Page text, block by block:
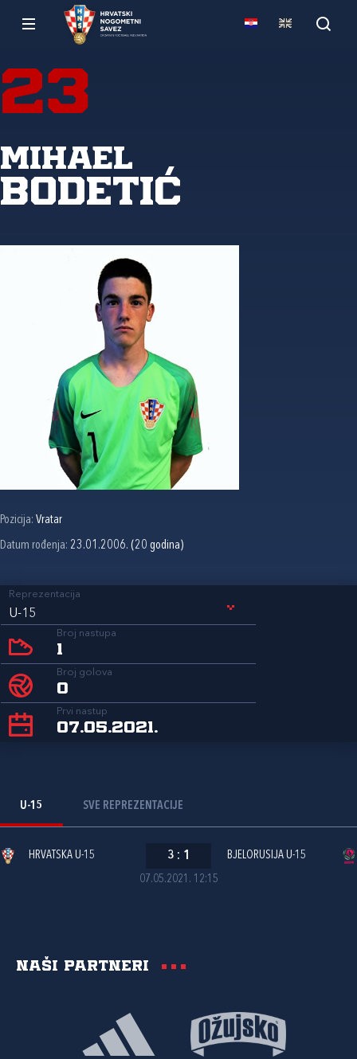
23
Mihael
Bodetić
Pozicija: Vratar
Datum rođenja: 23.01.2006. (20 godina)
Reprezentacija
U-15
Broj nastupa
1
Broj golova
0
Prvi nastup
07.05.2021.
U-15 SVE REPREZENTACIJE
07.05.2021. 12:15
HRVATSKA U-15 3 : 1 BJELORUSIJA U-15
Naši partneri